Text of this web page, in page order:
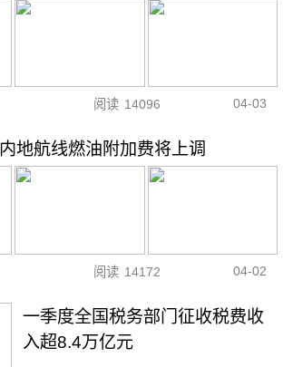
阅读 14096 04-03
地航线燃油附加费将上调
阅读 14172 04-02
一季度全国税务部门征收税费收
入超8.4万亿元